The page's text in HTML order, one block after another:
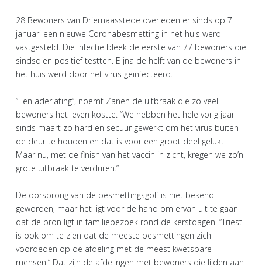
28 Bewoners van Driemaasstede overleden er sinds op 7
januari een nieuwe Coronabesmetting in het huis werd
vastgesteld. Die infectie bleek de eerste van 77 bewoners die
sindsdien positief testten. Bijna de helft van de bewoners in
het huis werd door het virus geïnfecteerd.
“Een aderlating”, noemt Zanen de uitbraak die zo veel
bewoners het leven kostte. “We hebben het hele vorig jaar
sinds maart zo hard en secuur gewerkt om het virus buiten
de deur te houden en dat is voor een groot deel gelukt.
Maar nu, met de finish van het vaccin in zicht, kregen we zo’n
grote uitbraak te verduren.”
De oorsprong van de besmettingsgolf is niet bekend
geworden, maar het ligt voor de hand om ervan uit te gaan
dat de bron ligt in familiebezoek rond de kerstdagen. “Triest
is ook om te zien dat de meeste besmettingen zich
voordeden op de afdeling met de meest kwetsbare
mensen.” Dat zijn de afdelingen met bewoners die lijden aan